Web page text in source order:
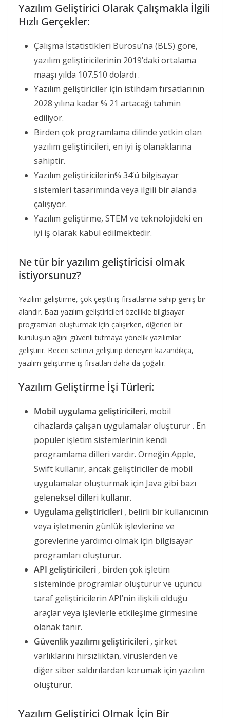
Yazılım Geliştirici Olarak Çalışmakla İlgili
Hızlı Gerçekler:
Çalışma İstatistikleri Bürosu’na (BLS) göre,
yazılım geliştiricilerinin 2019’daki ortalama
maaşı yılda 107.510 dolardı .
Yazılım geliştiriciler için istihdam fırsatlarının
2028 yılına kadar % 21 artacağı tahmin
ediliyor.
Birden çok programlama dilinde yetkin olan
yazılım geliştiricileri, en iyi iş olanaklarına
sahiptir.
Yazılım geliştiricilerin% 34’ü bilgisayar
sistemleri tasarımında veya ilgili bir alanda
çalışıyor.
Yazılım geliştirme, STEM ve teknolojideki en
iyi iş olarak kabul edilmektedir.
Ne tür bir yazılım geliştiricisi olmak
istiyorsunuz?
Yazılım geliştirme, çok çeşitli iş fırsatlarına sahip geniş bir
alandır. Bazı yazılım geliştiricileri özellikle bilgisayar
programları oluşturmak için çalışırken, diğerleri bir
kuruluşun ağını güvenli tutmaya yönelik yazılımlar
geliştirir. Beceri setinizi geliştirip deneyim kazandıkça,
yazılım geliştirme iş fırsatları daha da çoğalır.
Yazılım Geliştirme İşi Türleri:
Mobil uygulama geliştiricileri, mobil
cihazlarda çalışan uygulamalar oluşturur . En
popüler işletim sistemlerinin kendi
programlama dilleri vardır. Örneğin Apple,
Swift kullanır, ancak geliştiriciler de mobil
uygulamalar oluşturmak için Java gibi bazı
geleneksel dilleri kullanır.
Uygulama geliştiricileri , belirli bir kullanıcının
veya işletmenin günlük işlevlerine ve
görevlerine yardımcı olmak için bilgisayar
programları oluşturur.
API geliştiricileri , birden çok işletim
sisteminde programlar oluşturur ve üçüncü
taraf geliştiricilerin API’nin ilişkili olduğu
araçlar veya işlevlerle etkileşime girmesine
olanak tanır.
Güvenlik yazılımı geliştiricileri , şirket
varlıklarını hırsızlıktan, virüslerden ve
diğer siber saldırılardan korumak için yazılım
oluşturur.
Yazılım Geliştirici Olmak İçin Bir